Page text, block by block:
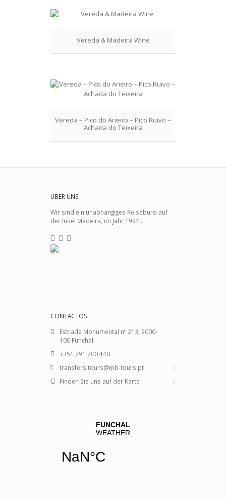
Vereda & Madeira Wine
Vereda – Pico do Arieiro – Pico Ruivo –
Achada do Teixeira
ÜBER UNS
Wir sind ein unabhängiges Reisebüro auf
der Insel Madeira, im Jahr 1994...
CONTACTOS
Estrada Monumental nº 213, 9000-
100 Funchal
+351 291 700 440
transfers.tours@mb-tours.pt
Finden Sie uns auf der Karte